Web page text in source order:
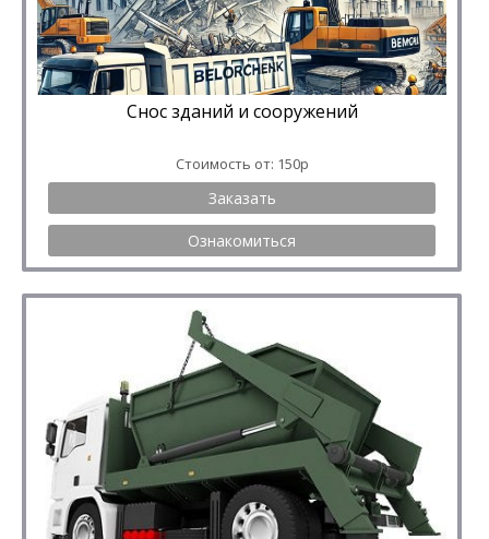
Снос зданий и сооружений
Стоимость от: 150р
Заказать
Ознакомиться